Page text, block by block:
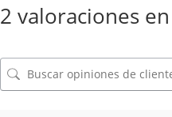
2 valoraciones en